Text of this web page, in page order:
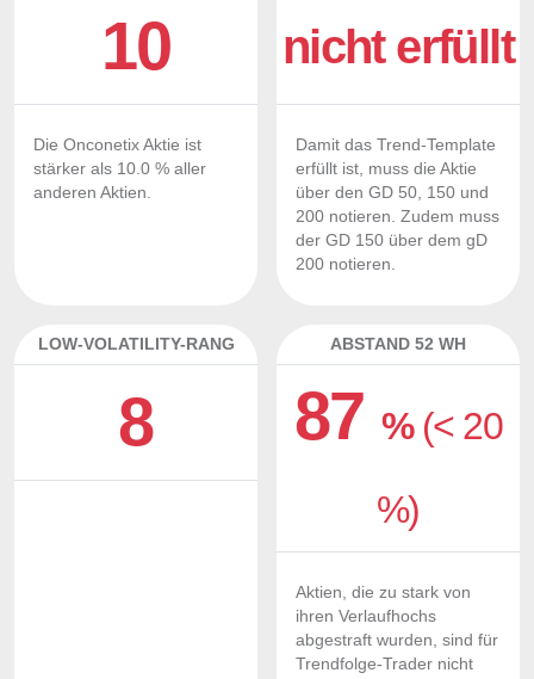
10
Die Onconetix Aktie ist
stärker als 10.0 % aller
anderen Aktien.
nicht erfüllt
Damit das Trend-Template
erfüllt ist, muss die Aktie
über den GD 50, 150 und
200 notieren. Zudem muss
der GD 150 über dem gD
200 notieren.
LOW-VOLATILITY-RANG
8
ABSTAND 52 WH
87% (< 20
%)
Aktien, die zu stark von
ihren Verlaufhochs
abgestraft wurden, sind für
Trendfolge-Trader nicht